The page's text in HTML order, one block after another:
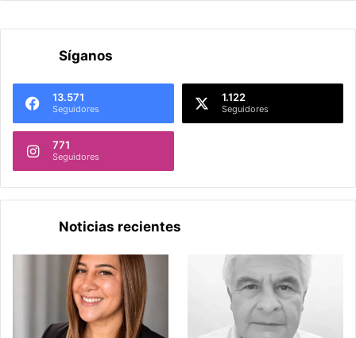
Síganos
13.571
Seguidores
1.122
Seguidores
771
Seguidores
Noticias recientes